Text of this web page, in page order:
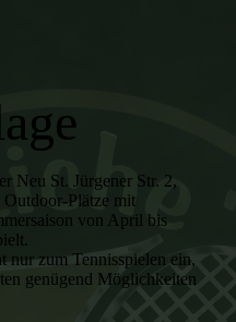
Neu St. Jürgener Str. 2,
Outdoor-Plätze mit
von April bis
nur zum Tennisspielen ein,
genügend Möglichkeiten